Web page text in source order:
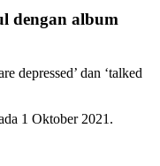
dengan album
depressed’ dan ‘talked
1 Oktober 2021.